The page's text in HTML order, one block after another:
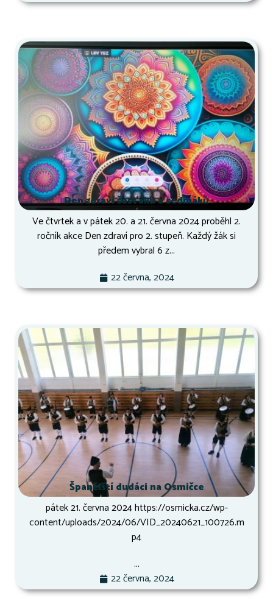
Den zdraví šesťáků a sedmáků
Ve čtvrtek a v pátek 20. a 21. června 2024 proběhl 2.
ročník akce Den zdraví pro 2. stupeň. Každý žák si
předem vybral 6 z...
22 června, 2024
Španělští dudáci na Osmičce
pátek 21. června 2024 https://osmicka.cz/wp-
content/uploads/2024/06/VID_20240621_100726.m
p4
...
22 června, 2024